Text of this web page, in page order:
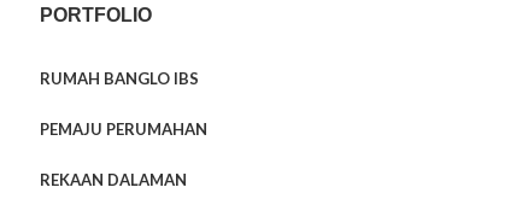
PORTFOLIO
RUMAH BANGLO IBS
PEMAJU PERUMAHAN
REKAAN DALAMAN